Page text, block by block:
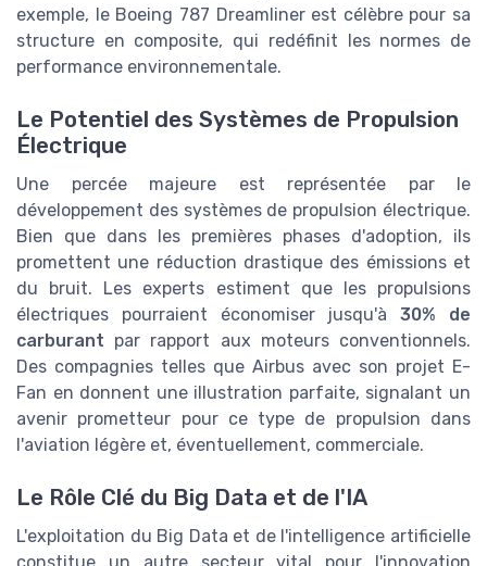
exemple, le Boeing 787 Dreamliner est célèbre pour sa
structure en composite, qui redéfinit les normes de
performance environnementale.
Le Potentiel des Systèmes de Propulsion
Électrique
Une percée majeure est représentée par le
développement des systèmes de propulsion électrique.
Bien que dans les premières phases d'adoption, ils
promettent une réduction drastique des émissions et
du bruit. Les experts estiment que les propulsions
électriques pourraient économiser jusqu'à30% de
carburant par rapport aux moteurs conventionnels.
Des compagnies telles que Airbus avec son projet E-
Fan en donnent une illustration parfaite, signalant un
avenir prometteur pour ce type de propulsion dans
l'aviation légère et, éventuellement, commerciale.
Le Rôle Clé du Big Data et de l'IA
L'exploitation du Big Data et de l'intelligence artificielle